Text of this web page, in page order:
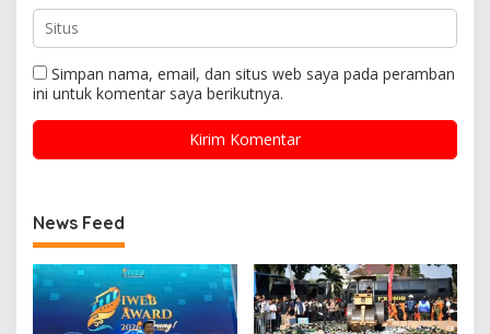
Simpan nama, email, dan situs web saya pada peramban
ini untuk komentar saya berikutnya.
News Feed